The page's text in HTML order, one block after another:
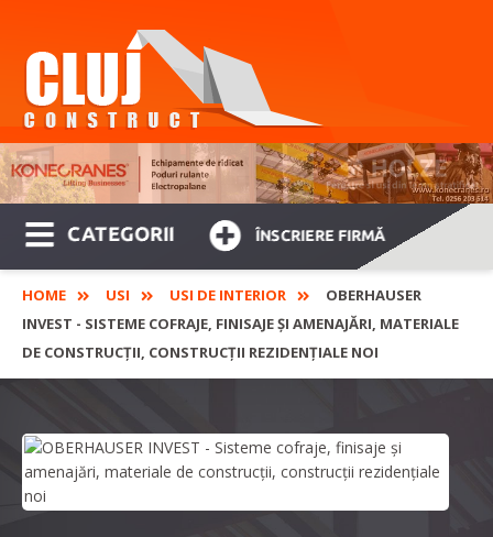
CATEGORII ÎNSCRIERE FIRMĂ
HOME USI USI DE INTERIOR
OBERHAUSER
INVEST - SISTEME COFRAJE, FINISAJE ȘI AMENAJĂRI, MATERIALE
DE CONSTRUCȚII, CONSTRUCȚII REZIDENȚIALE NOI